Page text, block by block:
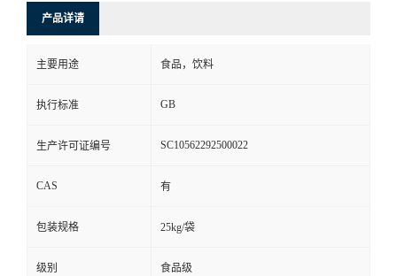
产品详请
主要用途 食品，饮料
执行标准 GB
生产许可证编号 SC10562292500022
CAS 有
包装规格 25kg/袋
级别 食品级